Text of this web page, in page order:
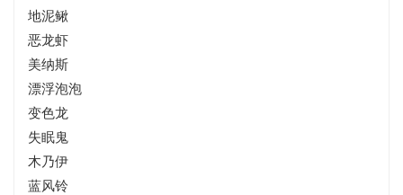
地泥鳅
恶龙虾
美纳斯
漂浮泡泡
变色龙
失眠鬼
木乃伊
蓝风铃